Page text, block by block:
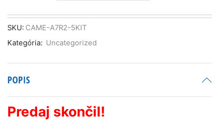
TV
Rig
Sony
Rig
s
opierkou,
matteboxom,
follow
SKU: CAME-A7R2-5KIT
Kategória: Uncategorized
POPIS
Predaj skončil!